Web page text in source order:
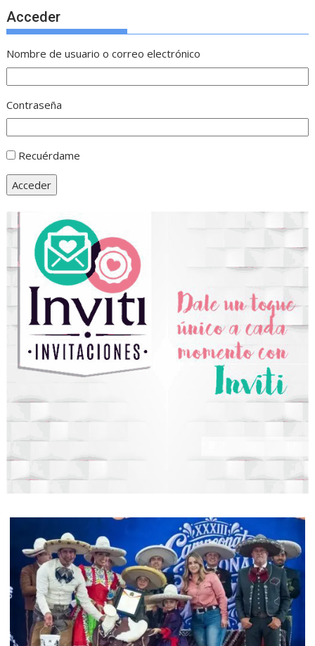
Acceder
Nombre de usuario o correo electrónico
Contraseña
Recuérdame
Acceder